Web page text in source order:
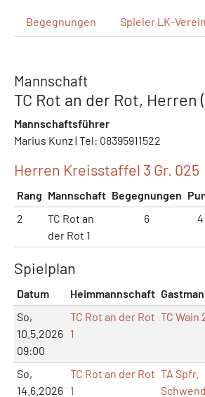
Begegnungen Spieler LK-
Mannschaft
TC Rot an der Rot, Herren
Mannschaftsführer
Marius Kunz | Tel: 08395911522
Herren Kreisstaffel 3 Gr. 025
Rang Mannschaft Begegnungen
2
TC Rot an
der Rot 1
6
Spielplan
Datum Heimmannschaft
So,
10.5.2026
09:00
TC Rot an der Rot
1
TC Wain
So,
14.6.2026
TC Rot an der Rot
1
TA Spfr.